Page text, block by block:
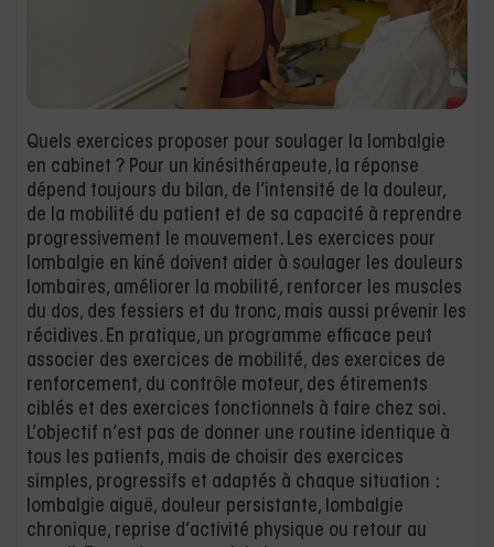
Quels exercices proposer pour soulager la lombalgie
en cabinet ? Pour un kinésithérapeute, la réponse
dépend toujours du bilan, de l’intensité de la douleur,
de la mobilité du patient et de sa capacité à reprendre
progressivement le mouvement. Les exercices pour
lombalgie en kiné doivent aider à soulager les douleurs
lombaires, améliorer la mobilité, renforcer les muscles
du dos, des fessiers et du tronc, mais aussi prévenir les
récidives. En pratique, un programme efficace peut
associer des exercices de mobilité, des exercices de
renforcement, du contrôle moteur, des étirements
ciblés et des exercices fonctionnels à faire chez soi.
L’objectif n’est pas de donner une routine identique à
tous les patients, mais de choisir des exercices
simples, progressifs et adaptés à chaque situation :
lombalgie aiguë, douleur persistante, lombalgie
chronique, reprise d’activité physique ou retour au